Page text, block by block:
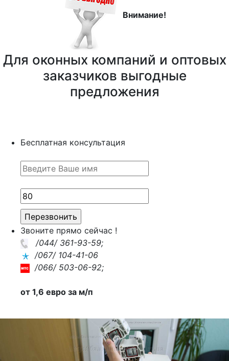
Внимание!
Для оконных компаний и оптовых
заказчиков выгодные
предложения
Бесплатная консультация
Звоните прямо сейчас !
/044/ 361-93-59;
/067/ 104-41-06
/066/ 503-06-92;
от 1,6 евро за м/п